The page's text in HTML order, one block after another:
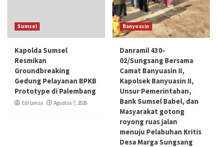
Sumsel
Kapolda Sumsel
Resmikan
Groundbreaking
Gedung Pelayanan BPKB
Prototype di Palembang
Edi Lensa Agustus 7, 2026
Banyuasin
Danramil 430-
02/Sungsang Bersama
Camat Banyuasin II,
Kapolsek Banyuasin II,
Unsur Pemerintahan,
Bank Sumsel Babel, dan
Masyarakat gotong
royong ruas jalan
menuju Pelabuhan Kritis
Desa Marga Sungsang